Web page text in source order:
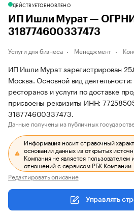
ДЕЙСТВУЕТОБНОВЛЕНО
ИП Ишли Мурат —
318774600337473
Услуги для бизнеса Менеджмент
ИП Ишли Мурат зарегистрирован
Москва. Основной вид
ресторанов и услуги по доставке
присвоены реквизиты ИНН:
318774600337473.
Данные получены из публичных
Информация носит справочный
основании данных из открытых
Компания не является пользователем
отношений с сервисом РБК Компании.
Редактировать описание
Управлять